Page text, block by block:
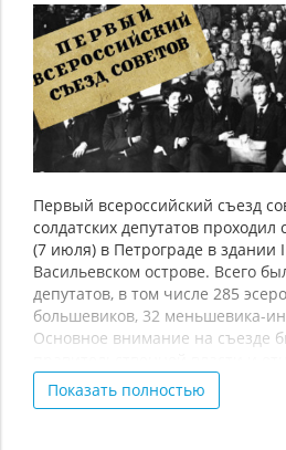
Первый
всероссийский
съезд
советов
рабочих
и
солдатских
депутатов
Первый всероссийский съезд
солдатских депутатов
(7 июля) в Петрограде в здании I
Васильевском острове. Всего
депутатов, в том числе 285
большевиков, 32 меньшевика-
Основное внимание на съезде
мировой войне. Съезд избрал
орган – Всероссийский
Показать полностью